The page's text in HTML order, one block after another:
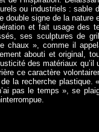
ou industriels : sable
double signe de la
et fait usage des
ses sculptures de
chaux », comme il
abouti et original,
des matériaux
ce caractère
la recherche plastique.
pas le temps », se